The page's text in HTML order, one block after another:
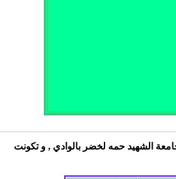
لجامعة الشهيد حمه لخضر بالوادي , و تكونت